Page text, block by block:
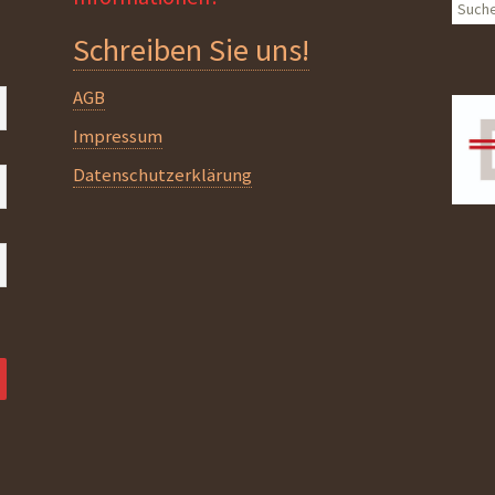
Schreiben Sie uns!
AGB
Impressum
Datenschutzerklärung
nach: